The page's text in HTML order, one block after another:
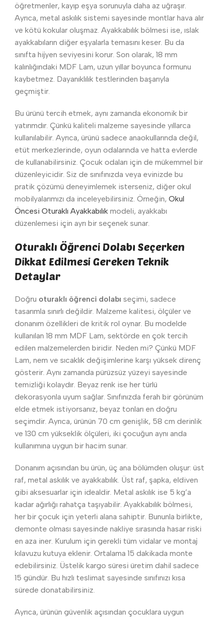
öğretmenler, kayıp eşya sorunuyla daha az uğraşır.
Ayrıca, metal askılık sistemi sayesinde montlar hava alır
ve kötü kokular oluşmaz. Ayakkabılık bölmesi ise, ıslak
ayakkabıların diğer eşyalarla temasını keser. Bu da
sınıfta hijyen seviyesini korur. Son olarak, 18 mm
kalınlığındaki MDF Lam, uzun yıllar boyunca formunu
kaybetmez. Dayanıklılık testlerinden başarıyla
geçmiştir.
Bu ürünü tercih etmek, aynı zamanda ekonomik bir
yatırımdır. Çünkü kaliteli malzeme sayesinde yıllarca
kullanılabilir. Ayrıca, ürünü sadece anaokullarında değil,
etüt merkezlerinde, oyun odalarında ve hatta evlerde
de kullanabilirsiniz. Çocuk odaları için de mükemmel bir
düzenleyicidir. Siz de sınıfınızda veya evinizde bu
pratik çözümü deneyimlemek isterseniz, diğer okul
mobilyalarımızı da inceleyebilirsiniz. Örneğin, Okul
Öncesi Oturaklı Ayakkabılık modeli, ayakkabı
düzenlemesi için ayrı bir seçenek sunar.
Oturaklı Öğrenci Dolabı Seçerken
Dikkat Edilmesi Gereken Teknik
Detaylar
Doğru oturaklı öğrenci dolabı seçimi, sadece
tasarımla sınırlı değildir. Malzeme kalitesi, ölçüler ve
donanım özellikleri de kritik rol oynar. Bu modelde
kullanılan 18 mm MDF Lam, sektörde en çok tercih
edilen malzemelerden biridir. Neden mi? Çünkü MDF
Lam, nem ve sıcaklık değişimlerine karşı yüksek direnç
gösterir. Aynı zamanda pürüzsüz yüzeyi sayesinde
temizliği kolaydır. Beyaz renk ise her türlü
dekorasyonla uyum sağlar. Sınıfınızda ferah bir görünüm
elde etmek istiyorsanız, beyaz tonları en doğru
seçimdir. Ayrıca, ürünün 70 cm genişlik, 58 cm derinlik
ve 130 cm yükseklik ölçüleri, iki çocuğun aynı anda
kullanımına uygun bir hacim sunar.
Donanım açısından bu ürün, üç ana bölümden oluşur: üst
raf, metal askılık ve ayakkabılık. Üst raf, şapka, eldiven
gibi aksesuarlar için idealdir. Metal askılık ise 5 kg’a
kadar ağırlığı rahatça taşıyabilir. Ayakkabılık bölmesi,
her bir çocuk için yeterli alana sahiptir. Bununla birlikte,
demonte olması sayesinde nakliye sırasında hasar riski
en aza iner. Kurulum için gerekli tüm vidalar ve montaj
kılavuzu kutuya eklenir. Ortalama 15 dakikada monte
edebilirsiniz. Üstelik kargo süresi üretim dahil sadece
15 gündür. Bu hızlı teslimat sayesinde sınıfınızı kısa
sürede donatabilirsiniz.
Ayrıca, ürünün güvenlik açısından çocuklara uygun